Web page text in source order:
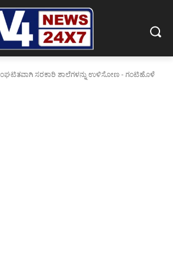
ಸರಕಾರಿ ಶಾಲೆಗಳನ್ನು ಉಳಿಸೋಣ - ಗಂಟಿಹೊಳೆ